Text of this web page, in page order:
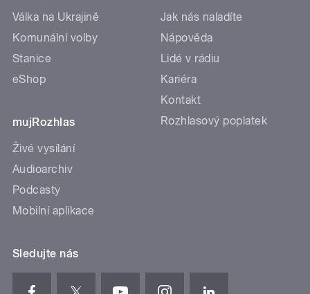
Válka na Ukrajině
Komunální volby
Stanice
eShop
mujRozhlas
Živé vysílání
Audioarchiv
Podcasty
Mobilní aplikace
Jak nás naladíte
Nápověda
Lidé v rádiu
Kariéra
Kontakt
Rozhlasový poplatek
Sledujte nás